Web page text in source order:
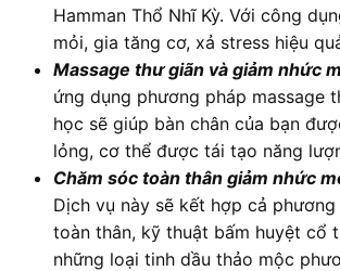
Hamman Thổ Nhĩ Kỳ. Với công
mỏi, gia tăng cơ, xả stress hiệu
Massage thư giãn và giảm nhức
ứng dụng phương pháp massage
học sẽ giúp bàn chân của bạn
lỏng, cơ thể được tái tạo năng
Chăm sóc toàn thân giảm nhức
Dịch vụ này sẽ kết hợp cả
toàn thân, kỹ thuật bấm huyệt cổ
những loại tinh dầu thảo mộc